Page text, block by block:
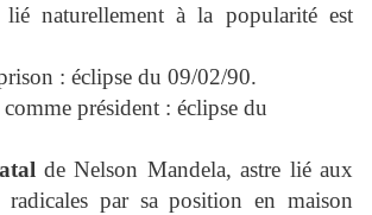
lié naturellement à la popularité est
: éclipse du 09/02/90.
président : éclipse du
de Nelson Mandela, astre lié aux
radicales par sa position en maison